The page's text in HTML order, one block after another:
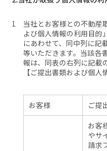
当社とお客様との不動産
よび個人情報の利用目的
にあわせて、同中列に記
等いただきます。当該各
報は、同表の右列に記載
【ご提出書類および個人
お客様 ご提
お客
やサ
請求